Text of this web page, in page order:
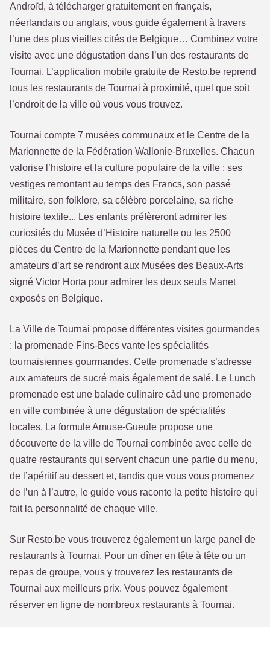
Androïd, à télécharger gratuitement en français,
néerlandais ou anglais, vous guide également à travers
l’une des plus vieilles cités de Belgique… Combinez votre
visite avec une dégustation dans l’un des restaurants de
Tournai. L’application mobile gratuite de Resto.be reprend
tous les restaurants de Tournai à proximité, quel que soit
l’endroit de la ville où vous vous trouvez.
Tournai compte 7 musées communaux et le Centre de la
Marionnette de la Fédération Wallonie-Bruxelles. Chacun
valorise l’histoire et la culture populaire de la ville : ses
vestiges remontant au temps des Francs, son passé
militaire, son folklore, sa célèbre porcelaine, sa riche
histoire textile... Les enfants préfèreront admirer les
curiosités du Musée d’Histoire naturelle ou les 2500
pièces du Centre de la Marionnette pendant que les
amateurs d’art se rendront aux Musées des Beaux-Arts
signé Victor Horta pour admirer les deux seuls Manet
exposés en Belgique.
La Ville de Tournai propose différentes visites gourmandes
: la promenade Fins-Becs vante les spécialités
tournaisiennes gourmandes. Cette promenade s’adresse
aux amateurs de sucré mais également de salé. Le Lunch
promenade est une balade culinaire càd une promenade
en ville combinée à une dégustation de spécialités
locales. La formule Amuse-Gueule propose une
découverte de la ville de Tournai combinée avec celle de
quatre restaurants qui servent chacun une partie du menu,
de l’apéritif au dessert et, tandis que vous vous promenez
de l’un à l’autre, le guide vous raconte la petite histoire qui
fait la personnalité de chaque ville.
Sur Resto.be vous trouverez également un large panel de
restaurants à Tournai. Pour un dîner en tête à tête ou un
repas de groupe, vous y trouverez les restaurants de
Tournai aux meilleurs prix. Vous pouvez également
réserver en ligne de nombreux restaurants à Tournai.